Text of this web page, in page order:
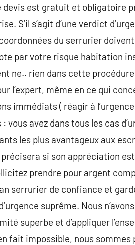
est gratuit et obligatoire
S’il s’agit d’une verdict
du serrurier
par votre risque habitation
ne.. rien dans cette
l’expert, même en ce qui
immédiats ( réagir à
avez dans tous les cas
les plus avantageux aux
si son appréciation
prendre pour argent
serrurier de confiance et
suprême. Nous
superbe et d’appliquer
fait impossible, nous